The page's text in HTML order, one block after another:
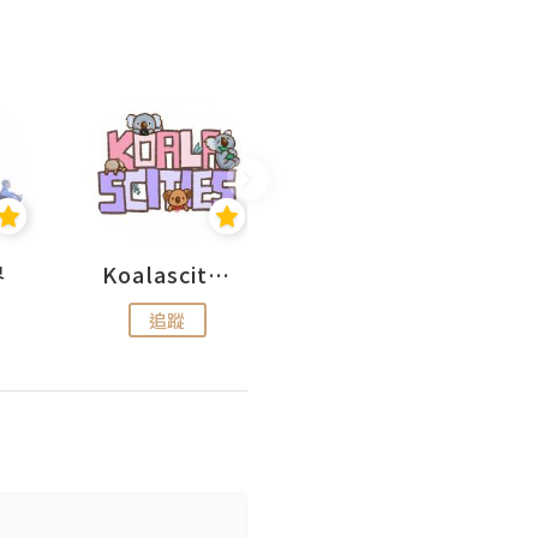
Koalascities (^O^)! @ UTravel
追蹤